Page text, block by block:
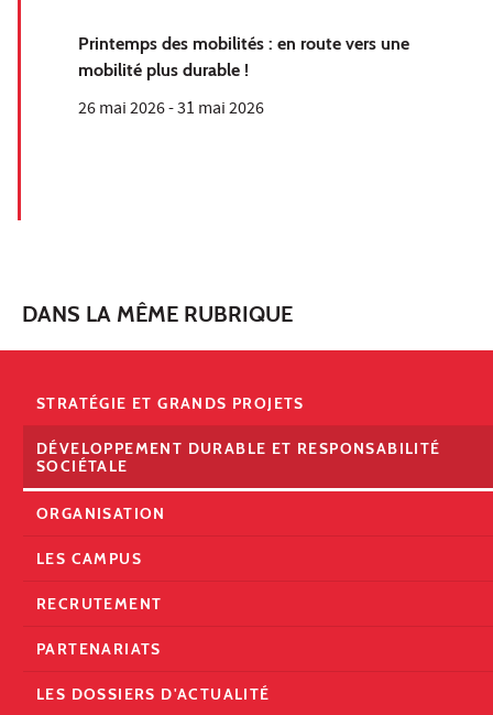
Printemps des mobilités : en route vers une
mobilité plus durable !
26 mai 2026-31 mai 2026
DANS LA MÊME RUBRIQUE
STRATÉGIE ET GRANDS PROJETS
DÉVELOPPEMENT DURABLE ET RESPONSABILITÉ
SOCIÉTALE
ORGANISATION
LES CAMPUS
RECRUTEMENT
PARTENARIATS
LES DOSSIERS D'ACTUALITÉ